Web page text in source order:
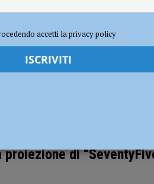
e stupefacenti sequestrati CRONACA
di
accetti la privacy policy